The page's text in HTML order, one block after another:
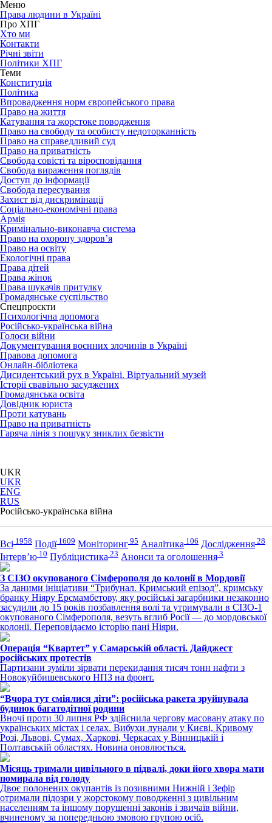
Меню
Права людини в Україні
Про ХПГ
Хто ми
Контакти
Річні звіти
Політики ХПГ
Теми
Конституція
Політика
Впровадження норм європейського права
Право на життя
Катування та жорстоке поводження
Право на свободу та особисту недоторканність
Право на справедливий суд
Право на приватність
Свобода совісті та віросповідання
Свобода вираження поглядів
Доступ до інформації
Свобода пересування
Захист від дискримінації
Соціально-економічні права
Армія
Кримінально-виконавча система
Право на охорону здоров’я
Право на освіту
Екологічні права
Права дітей
Права жінок
Права шукачів притулку
Громадянське суспільство
Спецпроєкти
Психологічна допомога
Російсько-українська війна
Голоси війни
Документування воєнних злочинів в Україні
Правова допомога
Онлайн-бібліотека
Дисидентський рух в Україні. Віртуальний музей
Історії свавільно засуджених
Громадянська освіта
Довідник юриста
Проти катувань
Право на приватність
Гаряча лінія з пошуку зниклих безвісти
UKR
UKR
ENG
RUS
Російсько-українська війна
Всі 1958 Події1609 Моніторинг 95 Аналітика 106 Дослідження 28
Інтерв’ю 10 Публіцистика 23 Анонси та оголошення 3
З СІЗО окупованого Сімферополя до колонії в Мордовії
За даними ініціативи “Трибунал. Кримський епізод”, кримську
бранку Ніяру Ерсмамбетову, яку російські загарбники незаконно
засудили до 15 років позбавлення волі та утримували в СІЗО-1
окупованого Сімферополя, везуть вглиб Росії — до мордовської
колонії. Переповідаємо історію пані Ніяри.
Операція “Квартет” у Самарській області. Дайджест
російських протестів
Партизани зуміли зірвати перекидання тисяч тонн нафти з
Новокуйбишевського НПЗ на фронт.
“Вчора тут сміялися діти”: російська ракета зруйнувала
будинок багатодітної родини
Вночі проти 30 липня РФ здійснила чергову масовану атаку по
українських містах і селах. Вибухи лунали у Києві, Кривому
Розі, Львові, Сумах, Харкові, Черкасах у Вінницькій і
Полтавській областях. Новина оновлюється.
Місяць тримали цивільного в підвалі, доки його хвора мати
помирала від голоду
Двоє полонених окупантів із позивними Нижній і Зефір
отримали підозри у жорстокому поводженні з цивільним
населенням та іншому порушенні законів і звичаїв війни,
вчиненому за попередньою змовою групою осіб.